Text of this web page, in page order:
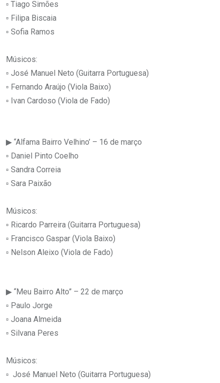
▫ Tiago Simões
▫ Filipa Biscaia
▫ Sofia Ramos
Músicos:
▫ José Manuel Neto (Guitarra Portuguesa)
▫ Fernando Araújo (Viola Baixo)
▫ Ivan Cardoso (Viola de Fado)
▶ “Alfama Bairro Velhino’ – 16 de março
▫ Daniel Pinto Coelho
▫ Sandra Correia
▫ Sara Paixão
Músicos:
▫ Ricardo Parreira (Guitarra Portuguesa)
▫ Francisco Gaspar (Viola Baixo)
▫ Nelson Aleixo (Viola de Fado)
▶ “Meu Bairro Alto” – 22 de março
▫ Paulo Jorge
▫ Joana Almeida
▫ Silvana Peres
Músicos:
▫ José Manuel Neto (Guitarra Portuguesa)